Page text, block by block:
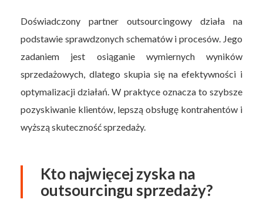
Doświadczony partner outsourcingowy działa na
podstawie sprawdzonych schematów i procesów. Jego
zadaniem jest osiąganie wymiernych wyników
sprzedażowych, dlatego skupia się na efektywności i
optymalizacji działań. W praktyce oznacza to szybsze
pozyskiwanie klientów, lepszą obsługę kontrahentów i
wyższą skuteczność sprzedaży.
Kto najwięcej zyska na
outsourcingu sprzedaży?